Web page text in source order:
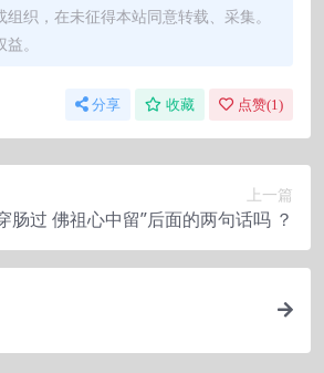
织，在未征得本站同意转载、采集。
。
分享 收藏 点赞(1 )
上一篇
肠过 佛祖心中留”后面的两句话吗 ？